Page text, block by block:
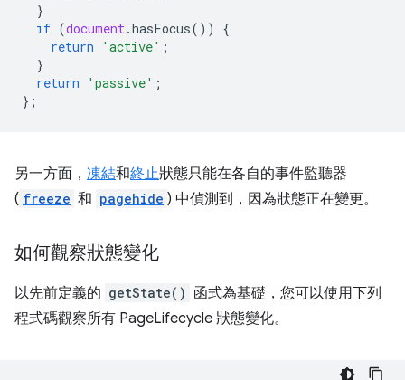
}
if (document .hasFocus())
{
return
'active' ;
}
return
'passive' ;
};
另一方面， 凍結和終止狀態只能在各自的事件監聽器
( freeze 和 pagehide ) 中偵測到，因為狀態正在變更。
如何觀察狀態變化
以先前定義的 getState() 函式為基礎，您可以使用下列
程式碼觀察所有 PageLifecycle 狀態變化。